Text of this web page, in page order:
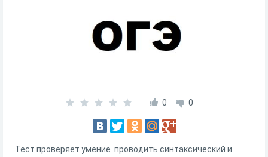
0 0
Тест проверяет умение проводить синтаксический и